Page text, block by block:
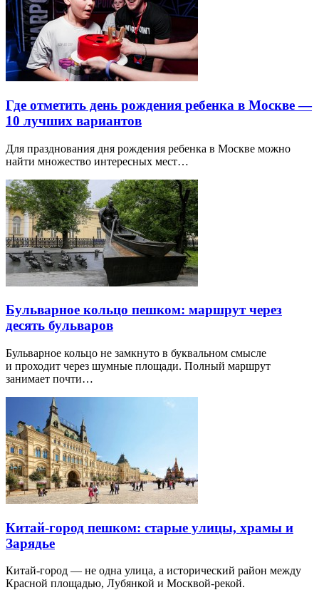
Где отметить день рождения ребенка в Москве —
10 лучших вариантов
Для празднования дня рождения ребенка в Москве можно
найти множество интересных мест…
Бульварное кольцо пешком: маршрут через
десять бульваров
Бульварное кольцо не замкнуто в буквальном смысле
и проходит через шумные площади. Полный маршрут
занимает почти…
Китай-город пешком: старые улицы, храмы и
Зарядье
Китай-город — не одна улица, а исторический район между
Красной площадью, Лубянкой и Москвой-рекой.